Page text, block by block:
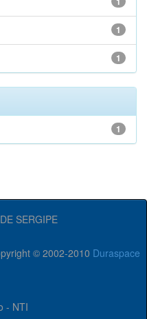
1
1
1
SERGIPE
© 2002-2010 Duraspace
- NTI